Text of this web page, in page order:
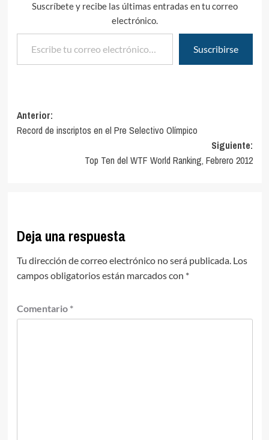
Suscríbete y recibe las últimas entradas en tu correo
electrónico.
Escribe tu correo electrónico…
Suscribirse
Navegación
de
Anterior:
Record de inscriptos en el Pre Selectivo Olímpico
Siguiente:
Top Ten del WTF World Ranking, Febrero 2012
Deja una respuesta
Tu dirección de correo electrónico no será publicada. Los
campos obligatorios están marcados con *
Comentario *